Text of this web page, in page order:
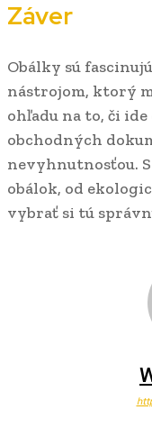
Záver
Obálky sú
nástrojom, ktorý
ohľadu na to, či
obchodných
nevyhnutnosťou.
obálok, od
vybrať si tú